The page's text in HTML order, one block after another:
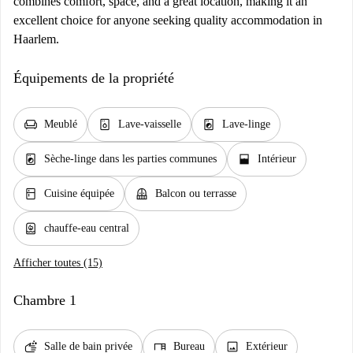
excellent choice for anyone seeking quality accommodation in
Haarlem.
Équipements de la propriété
chair Meublé dishwasher_gen Lave-vaisselle local_laundry_service Lave-linge
local_laundry_service Sèche-linge dans les parties communes window_open Intérieur
kitchen Cuisine équipée balcony Balcon ou terrasse
water_heater chauffe-eau central
Afficher toutes (15)
Chambre 1
soap Salle de bain privée desk Bureau image Extérieur